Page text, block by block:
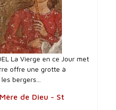
La Vierge en ce Jour met
offre une grotte à
bergers...
de Dieu - St